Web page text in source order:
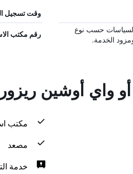
وقت تسجيل
حسب نوع
الخدمة.
رقم مكتب
واي أوشين
مكتب
مصعد
خدمة